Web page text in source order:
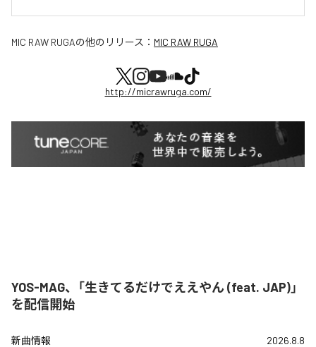
MIC RAW RUGAの他のリリース： MIC RAW RUGA
http://micrawruga.com/
YOS-MAG、「生きてるだけでええやん (feat. JAP)」
を配信開始
新曲情報 2026.8.8